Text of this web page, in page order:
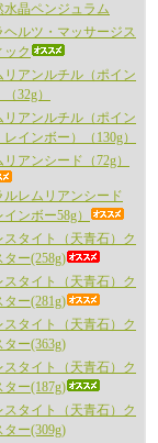
水晶ペンジュラム
ヘルツ・マッサージス
ック
リアンルチル（ポイン
（32g）
リアンルチル（ポイン
レインボー）（130g）
リアンシード（72g）
ルレムリアンシード
インボー58g）
スタイト（天青石）ク
ター(258g)
スタイト（天青石）ク
ター(281g)
スタイト（天青石）ク
ター(363g)
スタイト（天青石）ク
ター(187g)
スタイト（天青石）ク
ター(309g)